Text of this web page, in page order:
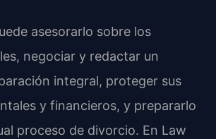
asesorarlo sobre los
negociar y redactar un
integral, proteger sus
y financieros, y prepararlo
proceso de divorcio. En Law